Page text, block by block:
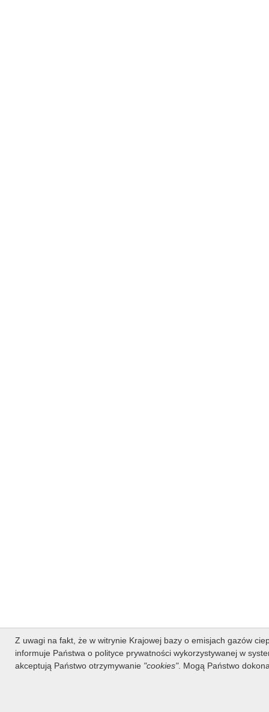
Z uwagi na fakt, że w witrynie Krajowej bazy o emisjach gazów
informuje Państwa o polityce prywatności wykorzystywanej w
akceptują Państwo otrzymywanie "cookies". Mogą Państwo